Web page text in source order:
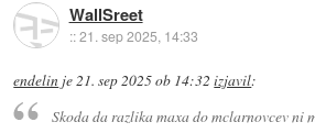
WallSreet
::21. sep 2025, 14:33
endelin je 21. sep 2025 ob 14:32 izjavil:
Skoda da razlika maxa do mclarnovcev ni